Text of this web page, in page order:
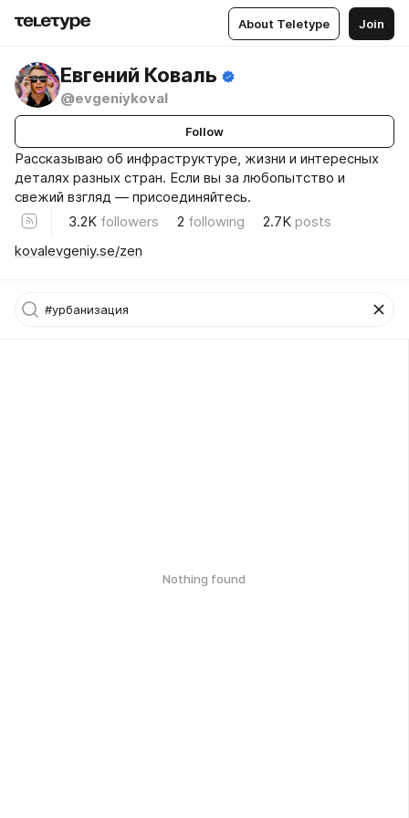
About Teletype Join
Евгений Коваль
@evgeniykoval
Follow
Рассказываю об инфраструктуре, жизни и интересных
деталях разных стран. Если вы за любопытство и
свежий взгляд — присоединяйтесь.
3.2K followers 2 following 2.7K posts
kovalevgeniy.se/zen
Nothing found